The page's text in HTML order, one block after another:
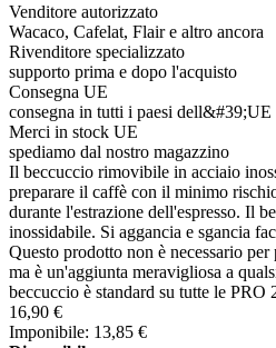
Venditore autorizzato
Wacaco, Cafelat, Flair e altro ancora
Rivenditore specializzato
supporto prima e dopo l'acquisto
Consegna UE
consegna in tutti i paesi dell&#39;UE
Merci in stock UE
spediamo dal nostro magazzino
Il beccuccio rimovibile in acciaio
preparare il caffè con il minimo
durante l'estrazione dell'espresso. Il
inossidabile. Si aggancia e sgancia
Questo prodotto non è necessario per
ma è un'aggiunta meravigliosa a
beccuccio è standard su tutte le PRO
16,90 €
Imponibile: 13,85 €